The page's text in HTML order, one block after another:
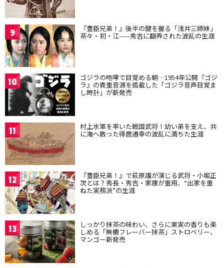
9 『豊臣兄弟！』後半の鍵を握る「浅井三姉妹」
茶々・初・江——秀吉に翻弄された波乱の生涯
10 ゴジラの咆哮で目覚める朝…1954年公開『ゴジ
ラ』の貴重音源を搭載した「ゴジラ音声目覚ま
し時計」が新発売
11 村上水軍を率いた戦国武将！幼い弟を支え、共
に海へ散った得居通幸の波乱に満ちた生涯
12 『豊臣兄弟！』で萩原護が演じる武将・小堀正
次とは？秀長・秀吉・家康が重用、“出家を重
ねた実務派”の生涯
13 しっかり抹茶の味わい、さらに果実の香りも楽
しめる「無糖フレーバー抹茶」ストロベリー、
マンゴー新発売